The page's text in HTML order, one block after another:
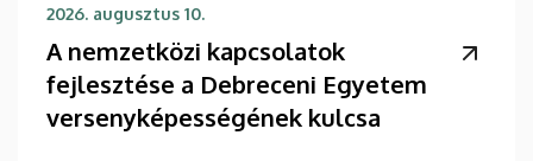
2026. augusztus 10.
A nemzetközi kapcsolatok
fejlesztése a Debreceni Egyetem
versenyképességének kulcsa